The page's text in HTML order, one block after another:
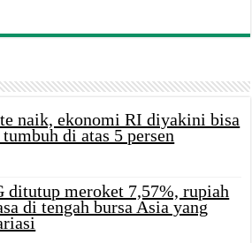
naik, ekonomi RI diyakini bisa
di atas 5 persen
ditutup meroket 7,57%, rupiah
di tengah bursa Asia yang